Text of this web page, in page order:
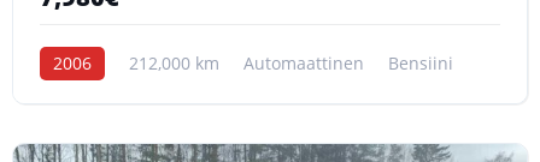
2006 212,000 km Automaattinen Bensiini